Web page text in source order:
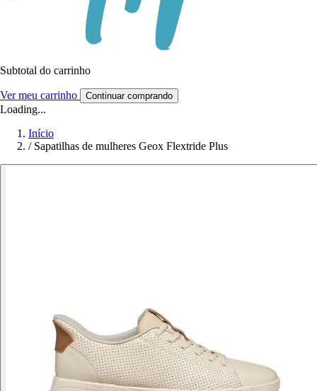
Subtotal do carrinho
Ver meu carrinho Continuar comprando
Loading...
Início
/ Sapatilhas de mulheres Geox Flextride Plus